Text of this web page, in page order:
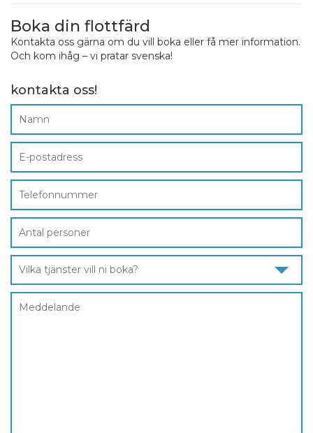
Boka din flottfärd
Kontakta oss gärna om du vill boka eller få mer information.
Och kom ihåg – vi pratar svenska!
kontakta oss!
Vilka tjänster vill ni boka?